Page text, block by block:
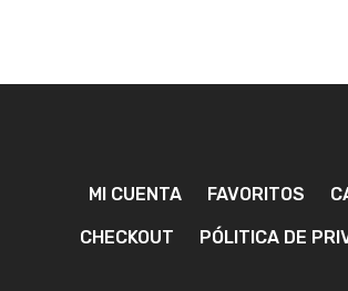
MI CUENTA FAVORITOS
CHECKOUT PÓLITICA DE